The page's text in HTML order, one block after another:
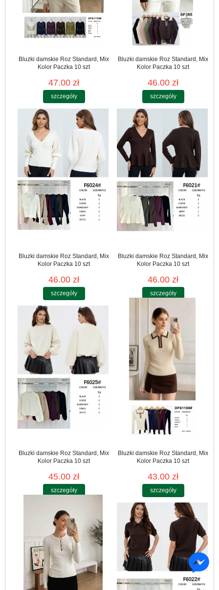
Bluzki damskie Roz Standard, Mix
Kolor Paczka 10 szt
47.00 zł
szczegóły
Bluzki damskie Roz Standard, Mix
Kolor Paczka 10 szt
46.00 zł
szczegóły
Bluzki damskie Roz Standard, Mix
Kolor Paczka 10 szt
46.00 zł
szczegóły
Bluzki damskie Roz Standard, Mix
Kolor Paczka 10 szt
46.00 zł
szczegóły
Bluzki damskie Roz Standard, Mix
Kolor Paczka 10 szt
45.00 zł
szczegóły
Bluzki damskie Roz Standard, Mix
Kolor Paczka 10 szt
43.00 zł
szczegóły